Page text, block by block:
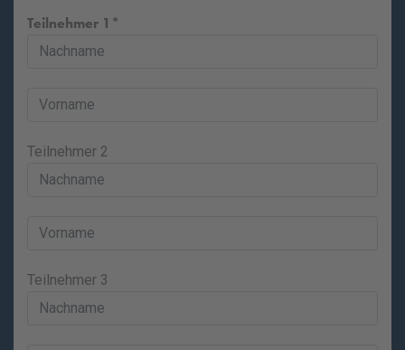
Teilnehmer 1
Teilnehmer 2
Teilnehmer 3